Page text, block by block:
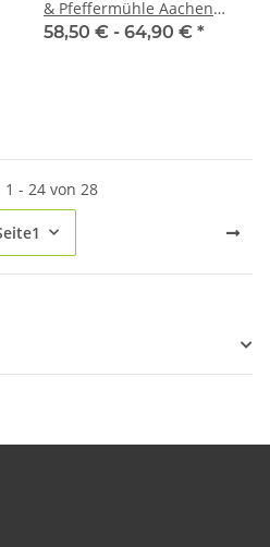
& Pfeffermühle Aachen
Acryl/Edelstahl &
58,50 € - 64,90 € *
- 24 von 28
1